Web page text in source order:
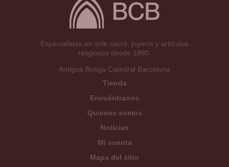
Especialistas en arte sacro, joyería y artículos
religiosos desde 1880.
Antigua Botiga Catedral Barcelona
Tienda
Encuéntranos
Quienes somos
Noticias
Mi cuenta
Mapa del sitio